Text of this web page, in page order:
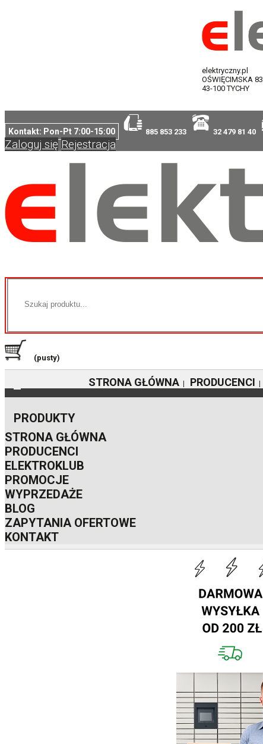
elektryczny.pl
OŚWIĘCIMSKA 83
43-100 TYCHY
Kontakt: Pon-Pt 7:00-15:00 885 853 233 32 479 81 40
Zaloguj się Rejestracja
(pusty)
STRONA GŁÓWNA | PRODUCENCI |
PRODUKTY
STRONA GŁÓWNA
PRODUCENCI
ELEKTROKLUB
PROMOCJE
WYPRZEDAŻE
BLOG
ZAPYTANIA OFERTOWE
KONTAKT